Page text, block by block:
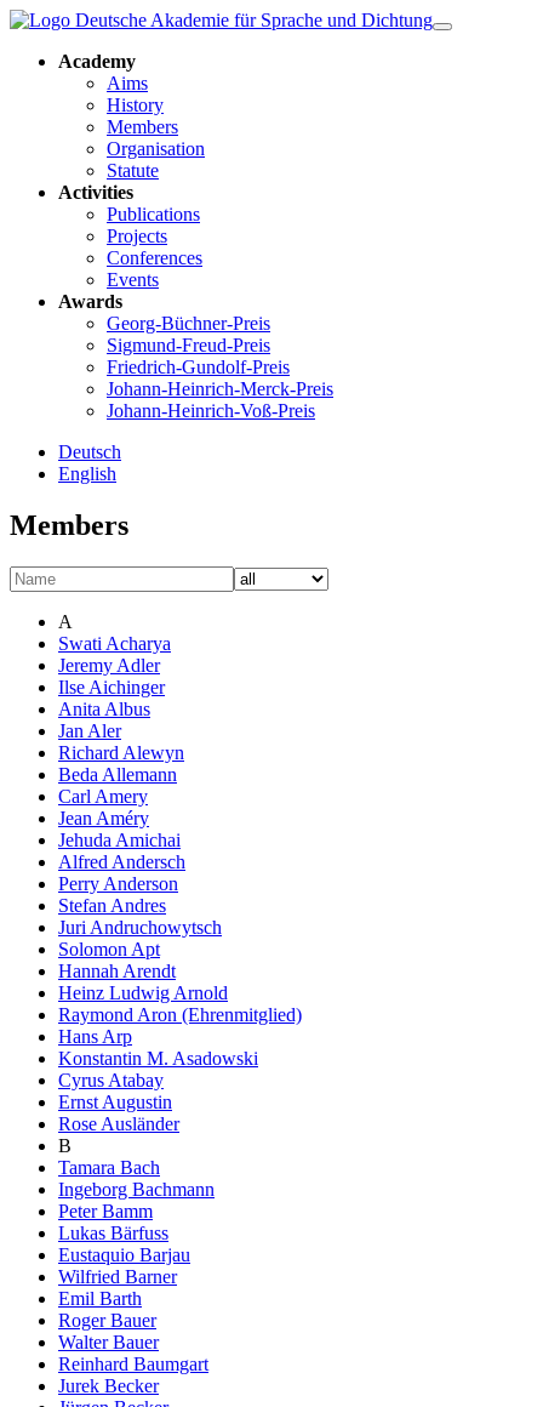
Academy
Aims
History
Members
Organisation
Statute
Activities
Publications
Projects
Conferences
Events
Awards
Georg-Büchner-Preis
Sigmund-Freud-Preis
Friedrich-Gundolf-Preis
Johann-Heinrich-Merck-Preis
Johann-Heinrich-Voß-Preis
Deutsch
English
Members
A
Swati Acharya
Jeremy Adler
Ilse Aichinger
Anita Albus
Jan Aler
Richard Alewyn
Beda Allemann
Carl Amery
Jean Améry
Jehuda Amichai
Alfred Andersch
Perry Anderson
Stefan Andres
Juri Andruchowytsch
Solomon Apt
Hannah Arendt
Heinz Ludwig Arnold
Raymond Aron (Ehrenmitglied)
Hans Arp
Konstantin M. Asadowski
Cyrus Atabay
Ernst Augustin
Rose Ausländer
B
Tamara Bach
Ingeborg Bachmann
Peter Bamm
Lukas Bärfuss
Eustaquio Barjau
Wilfried Barner
Emil Barth
Roger Bauer
Walter Bauer
Reinhard Baumgart
Jurek Becker